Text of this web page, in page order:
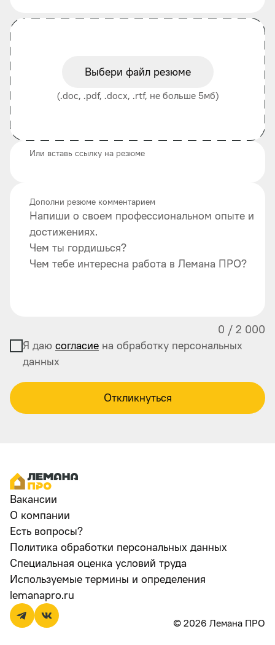
Выбери файл резюме
(.doc, .pdf, .docx, .rtf, не больше 5мб)
Или вставь ссылку на резюме
Напиши о своем профессиональном опыте и
достижениях.
Чем ты гордишься?
Чем тебе интересна работа в Лемана ПРО?
Дополни резюме комментарием
0 / 2 000
Я даю согласие на обработку персональных
данных
Откликнуться
Вакансии
О компании
Есть вопросы?
Политика обработки персональных данных
Специальная оценка условий труда
Используемые термины и определения
lemanapro.ru
© 2026 Лемана ПРО